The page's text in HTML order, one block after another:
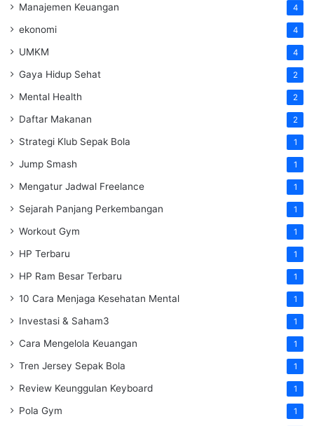
Manajemen Keuangan 4
ekonomi 4
UMKM 4
Gaya Hidup Sehat 2
Mental Health 2
Daftar Makanan 2
Strategi Klub Sepak Bola 1
Jump Smash 1
Mengatur Jadwal Freelance 1
Sejarah Panjang Perkembangan 1
Workout Gym 1
HP Terbaru 1
HP Ram Besar Terbaru 1
10 Cara Menjaga Kesehatan Mental 1
Investasi & Saham3 1
Cara Mengelola Keuangan 1
Tren Jersey Sepak Bola 1
Review Keunggulan Keyboard 1
Pola Gym 1